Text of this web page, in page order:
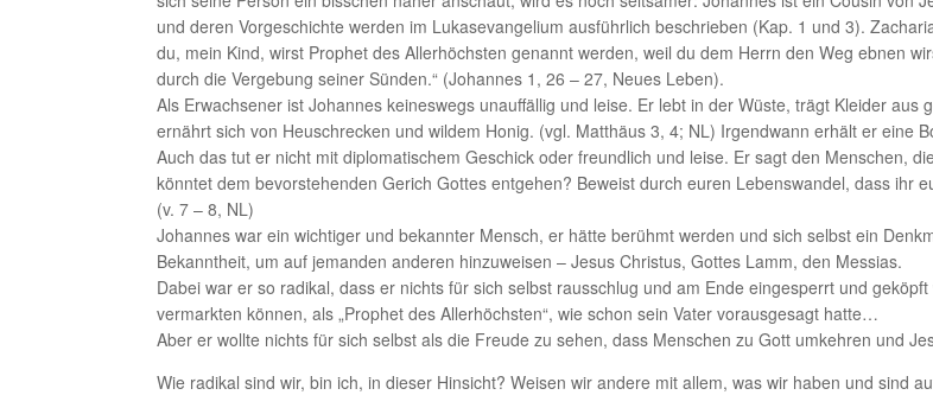
und deren Vorgeschichte werden im Lukasevangelium ausführlich beschrieben (Kap. 1 und 3).
du, mein Kind, wirst Prophet des Allerhöchsten genannt werden, weil du dem Herrn den Weg ebnen
durch die Vergebung seiner Sünden.“ (Johannes 1, 26 – 27, Neues Leben).
Als Erwachsener ist Johannes keineswegs unauffällig und leise. Er lebt in der Wüste, trägt Kleider
ernährt sich von Heuschrecken und wildem Honig. (vgl. Matthäus 3, 4; NL) Irgendwann erhält er eine
Auch das tut er nicht mit diplomatischem Geschick oder freundlich und leise. Er sagt den Menschen,
könntet dem bevorstehenden Gerich Gottes entgehen? Beweist durch euren Lebenswandel, dass ihr
(v. 7 – 8, NL)
Johannes war ein wichtiger und bekannter Mensch, er hätte berühmt werden und sich selbst ein
Bekanntheit, um auf jemanden anderen hinzuweisen – Jesus Christus, Gottes Lamm, den Messias.
Dabei war er so radikal, dass er nichts für sich selbst rausschlug und am Ende eingesperrt und
vermarkten können, als „Prophet des Allerhöchsten“, wie schon sein Vater vorausgesagt hatte…
Aber er wollte nichts für sich selbst als die Freude zu sehen, dass Menschen zu Gott umkehren und
Wie radikal sind wir, bin ich, in dieser Hinsicht? Weisen wir andere mit allem, was wir haben und sind